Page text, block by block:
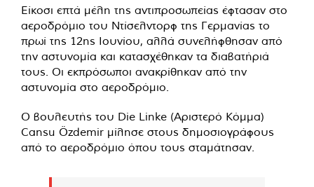
Είκοσι επτά μέλη της αντιπροσωπείας έφτασαν στο
αεροδρόμιο του Ντίσελντορφ της Γερμανίας το
πρωί της 12ης Ιουνίου, αλλά συνελήφθησαν από
την αστυνομία και κατασχέθηκαν τα διαβατήριά
τους. Οι εκπρόσωποι ανακρίθηκαν από την
αστυνομία στο αεροδρόμιο.
Ο βουλευτής του Die Linke (Αριστερό Κόμμα)
Cansu Özdemir μίλησε στους δημοσιογράφους
από το αεροδρόμιο όπου τους σταμάτησαν.